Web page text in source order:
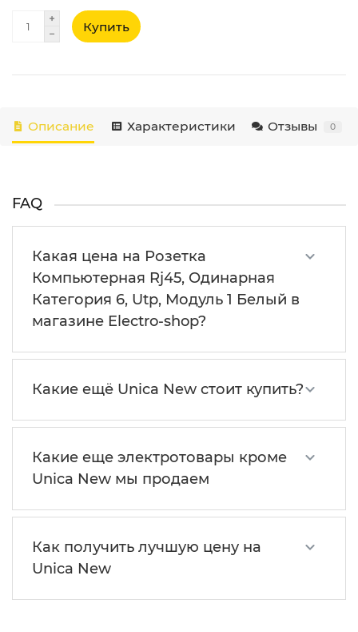
Купить
Описание Характеристики Отзывы 0
FAQ
Какая цена на Розетка
Компьютерная Rj45, Одинарная
Категория 6, Utp, Модуль 1 Белый в
магазине Electro-shop?
Какие ещё Unica New стоит купить?
Какие еще электротовары кроме
Unica New мы продаем
Как получить лучшую цену на
Unica New